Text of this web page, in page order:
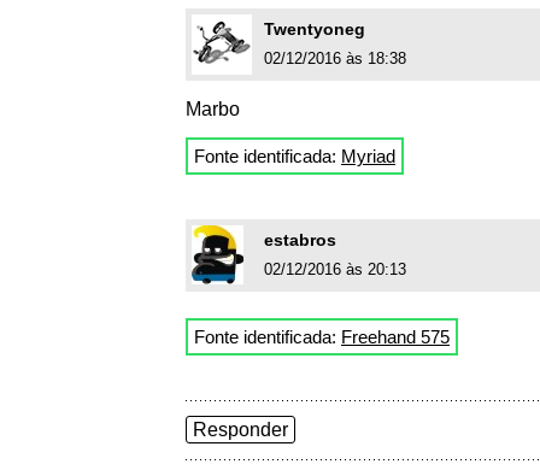
Twentyoneg
02/12/2016 às 18:38
Marbo
Fonte identificada: Myriad
estabros
02/12/2016 às 20:13
Fonte identificada: Freehand 575
Responder